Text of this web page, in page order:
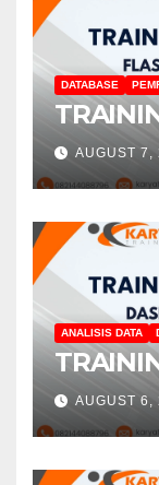
DATABASE
AUGUST 7,
ANALISIS DATA
AUGUST 6,